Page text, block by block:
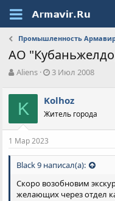
Промышленность
АО
А
т
о
р
т
е
ы
Aliens
Д
а
н
л
а
3 Июл 2008
K Kolhoz
Житель города
1 Мар 2023
Black 9 написал(а):
Скоро возобновим
желающих через отдел